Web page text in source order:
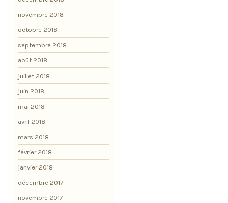
novembre 2018
octobre 2018
septembre 2018
août 2018
juillet 2018
juin 2018
mai 2018
avril 2018
mars 2018
février 2018
janvier 2018
décembre 2017
novembre 2017